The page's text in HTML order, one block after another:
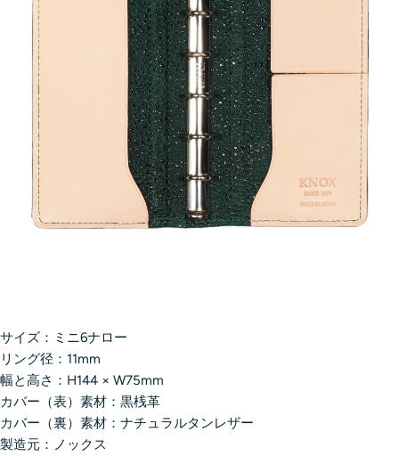
サイズ：ミニ6ナロー
リング径：11mm
幅と高さ：H144 × W75mm
カバー（表）素材：黒桟革
カバー（裏）素材：ナチュラルタンレザー
製造元：ノックス